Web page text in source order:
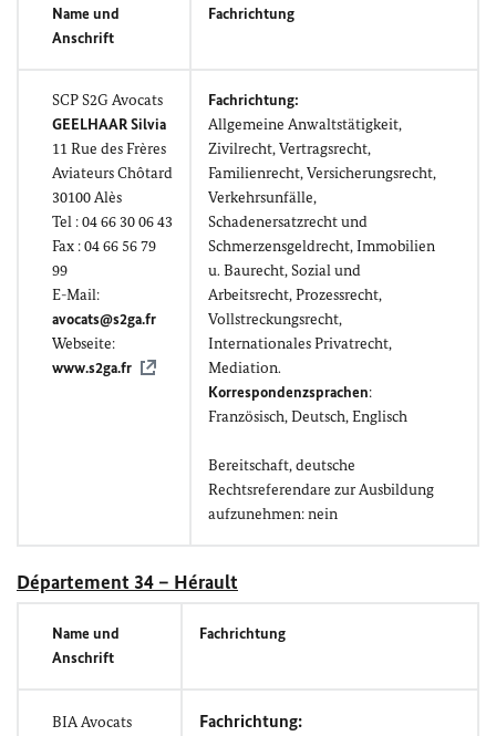
Name und
Anschrift
Fachrichtung
SCP S2G Avocats
GEELHAAR Silvia
11Rue des Frères
AviateursChôtard
30100Alès
Tel : 04 66 30 06 43
Fax : 04 66 56 79
99
E-Mail:
avocats@s2ga.fr
Webseite:
www.s2ga.fr
Fachrichtung:
Allgemeine Anwaltstätigkeit,
Zivilrecht, Vertragsrecht,
Familienrecht, Versicherungsrecht,
Verkehrsunfälle,
Schadenersatzrecht und
Schmerzensgeldrecht, Immobilien
u. Baurecht, Sozial und
Arbeitsrecht, Prozessrecht,
Vollstreckungsrecht,
Internationales Privatrecht,
Mediation.
Korrespondenzsprachen:
Französisch, Deutsch, Englisch
Bereitschaft, deutsche
Rechtsreferendare zur Ausbildung
aufzunehmen: nein
Département 34 – Hérault
Name und
Anschrift
Fachrichtung
BIAAvocats
Fachrichtung: